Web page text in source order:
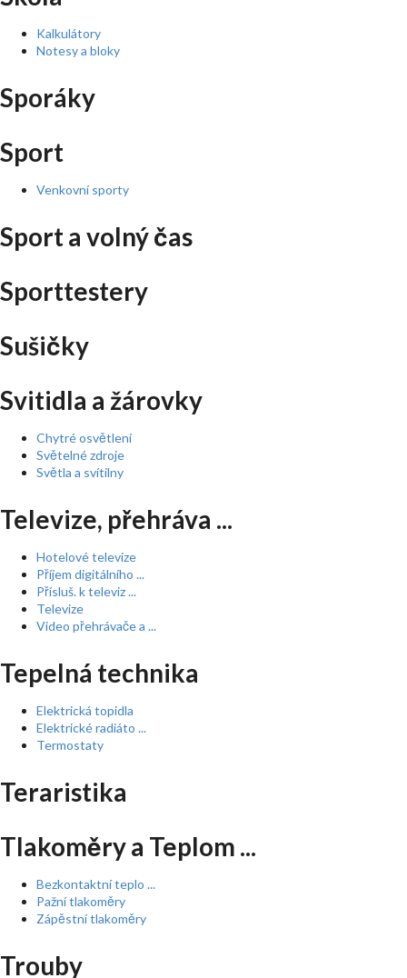
Kalkulátory
Notesy a bloky
Sporáky
Sport
Venkovní sporty
Sport a volný čas
Sporttestery
Sušičky
Svitidla a žárovky
Chytré osvětlení
Světelné zdroje
Světla a svítilny
Televize, přehráva ...
Hotelové televize
Příjem digitálního ...
Přísluš. k televiz ...
Televize
Video přehrávače a ...
Tepelná technika
Elektrická topidla
Elektrické radiáto ...
Termostaty
Teraristika
Tlakoměry a Teplom ...
Bezkontaktní teplo ...
Pažní tlakoměry
Zápěstní tlakoměry
Trouby